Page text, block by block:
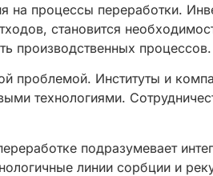
на процессы переработки.
становится
производственных процессов.
проблемой. Институты и
технологиями.
подразумевает
линии сорбции и